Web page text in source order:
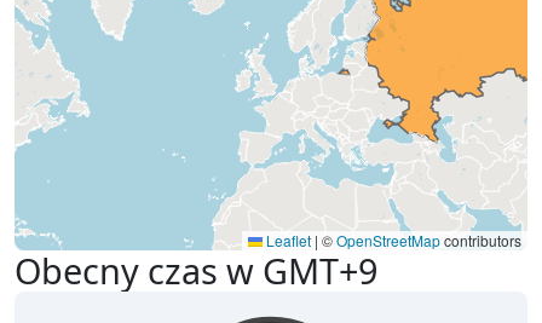
Obecny czas w GMT+9
Leaflet | ©OpenStreetMapcontributors